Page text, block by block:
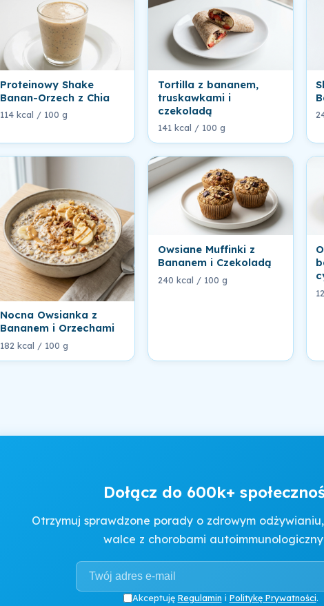
Proteinowy Shake
Banan-Orzech z Chia
114 kcal / 100 g
Tortilla z bananem,
truskawkami i
czekoladą
141 kcal / 100 g
Nocna Owsianka z
Bananem i Orzechami
182 kcal / 100 g
Owsiane Muffinki z
Bananem i Czekoladą
240 kcal / 100 g
Dołącz do 600k+
Otrzymuj sprawdzone porady o zdrowym
walce z chorobami
Akceptuję Regulamin i Politykę Prywatności.